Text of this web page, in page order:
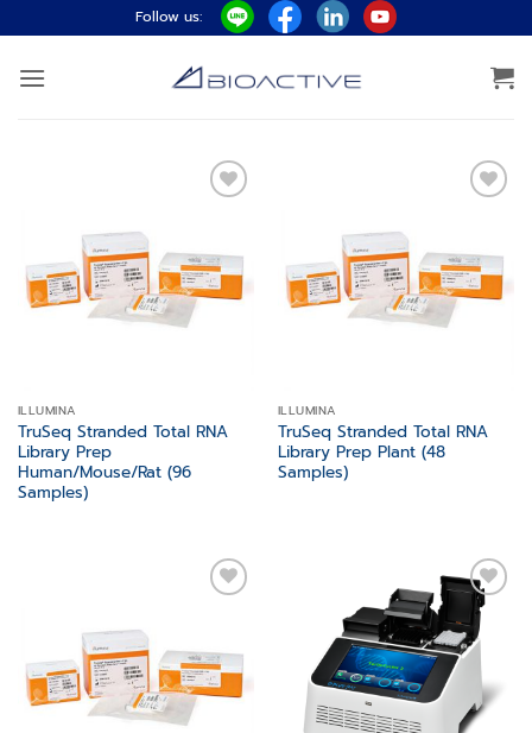
ไป
ยัง
Follow us:
ILLUMINA
TruSeq Stranded Total RNA
Library Prep
Human/Mouse/Rat (96
Samples)
ILLUMINA
TruSeq Stranded Total RNA
Library Prep Plant (48
Samples)
Add to
wishlist